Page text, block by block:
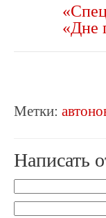
«Дне
Метки:
Написать